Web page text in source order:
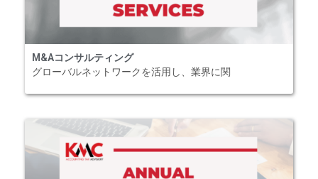
M&Aコンサルティング
グローバルネットワークを活用し、業界に関